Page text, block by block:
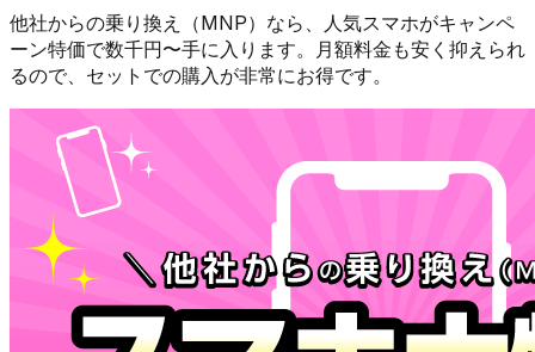
他社からの乗り換え（MNP）なら、人気スマホがキャンペ
ーン特価で数千円〜手に入ります。月額料金も安く抑えられ
るので、セットでの購入が非常にお得です。